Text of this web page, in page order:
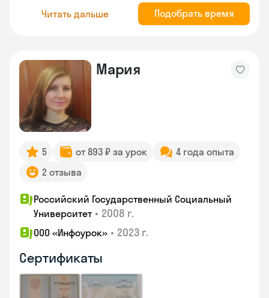
Читать дальше Подобрать время
Мария
5 от 893 ₽ за урок
4 года опыта
2 отзыва
Российский Государственный Социальный
Университет • 2008 г.
ООО «Инфоурок» • 2023 г.
Сертификаты